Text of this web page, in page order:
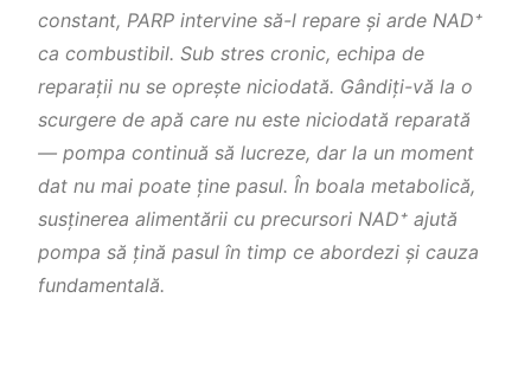
constant, PARP intervine să-l repare şi arde NAD⁺
ca combustibil. Sub stres cronic, echipa de
reparații nu se opreşte niciodată. Gândiți-vă la o
scurgere de apă care nu este niciodată reparată
— pompa continuă să lucreze, dar la un moment
dat nu mai poate ține pasul. În boala metabolică,
susținerea alimentării cu precursori NAD⁺ ajută
pompa să țină pasul în timp ce abordezi şi cauza
fundamentală.